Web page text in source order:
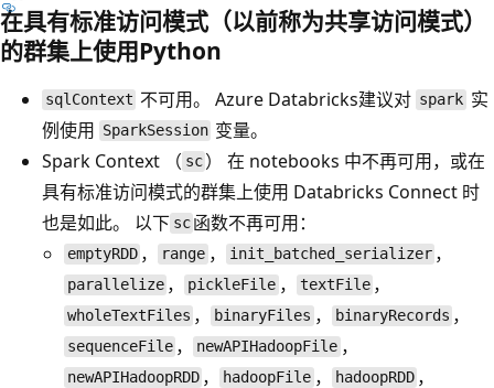
在具有标准访问模式（以前称为共享访问模式）
的群集上使用Python
sqlContext 不可用。 Azure Databricks建议对 spark实
例使用 SparkSession 变量。
Spark Context （ sc ） 在 notebooks 中不再可用，或在
具有标准访问模式的群集上使用 Databricks Connect 时
也是如此。 以下 sc 函数不再可用：
emptyRDD ， range， init_batched_serializer ，
parallelize ， pickleFile ， textFile ，
wholeTextFiles ， binaryFiles ， binaryRecords ，
sequenceFile ， newAPIHadoopFile ，
newAPIHadoopRDD ， hadoopFile， hadoopRDD ，